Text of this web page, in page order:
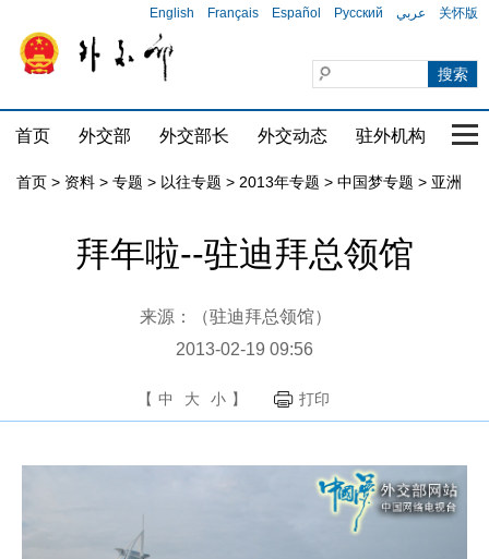
English Français Español Русский عربي 关怀版
首页 外交部 外交部长 外交动态 驻外机构 国
首页 > 资料 > 专题 > 以往专题 > 2013年专题 > 中国梦专题 > 亚洲
拜年啦--驻迪拜总领馆
来源：（驻迪拜总领馆）
2013-02-19 09:56
【 中 大 小 】 打印